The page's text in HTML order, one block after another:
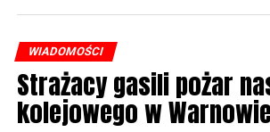
WIADOMOŚCI
Strażacy gasili pożar
kolejowego w